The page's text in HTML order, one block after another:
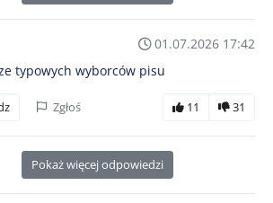
01.07.2026 17:42
typowych wyborców pisu
Zgłoś 11 31
Pokaż więcej odpowiedzi